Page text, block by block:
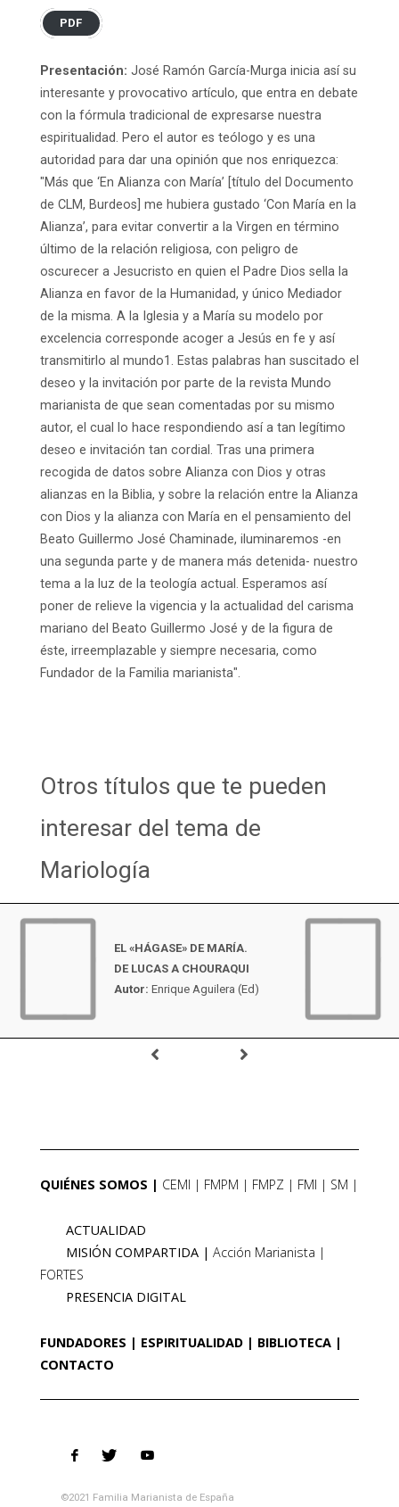
PDF
Presentación: José Ramón García-Murga inicia así su
interesante y provocativo artículo, que entra en debate
con la fórmula tradicional de expresarse nuestra
espiritualidad. Pero el autor es teólogo y es una
autoridad para dar una opinión que nos enriquezca:
"Más que ‘En Alianza con María’ [título del Documento
de CLM, Burdeos] me hubiera gustado ‘Con María en la
Alianza’, para evitar convertir a la Virgen en término
último de la relación religiosa, con peligro de
oscurecer a Jesucristo en quien el Padre Dios sella la
Alianza en favor de la Humanidad, y único Mediador
de la misma. A la Iglesia y a María su modelo por
excelencia corresponde acoger a Jesús en fe y así
transmitirlo al mundo1. Estas palabras han suscitado el
deseo y la invitación por parte de la revista Mundo
marianista de que sean comentadas por su mismo
autor, el cual lo hace respondiendo así a tan legítimo
deseo e invitación tan cordial. Tras una primera
recogida de datos sobre Alianza con Dios y otras
alianzas en la Biblia, y sobre la relación entre la Alianza
con Dios y la alianza con María en el pensamiento del
Beato Guillermo José Chaminade, iluminaremos -en
una segunda parte y de manera más detenida- nuestro
tema a la luz de la teología actual. Esperamos así
poner de relieve la vigencia y la actualidad del carisma
mariano del Beato Guillermo José y de la figura de
éste, irreemplazable y siempre necesaria, como
Fundador de la Familia marianista".
Otros títulos que te pueden
interesar del tema de
Mariología
EL «HÁGASE» DE MARÍA.
DE LUCAS A CHOURAQUI
Autor: Enrique Aguilera (Ed)
QUIÉNES SOMOS CEMI FMPM FMPZ FMI SM
ACTUALIDAD
MISIÓN COMPARTIDA
Acción Marianista
FORTES
PRESENCIA DIGITAL
FUNDADORES ESPIRITUALIDAD
BIBLIOTECA
CONTACTO
©2021 Familia Marianista de España